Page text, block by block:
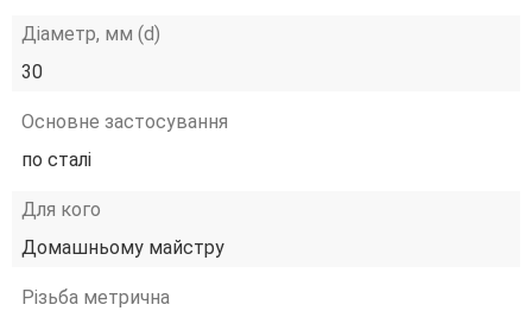
Діаметр, мм (d)
30
Основне застосування
по сталі
Для кого
Домашньому майстру
Різьба метрична